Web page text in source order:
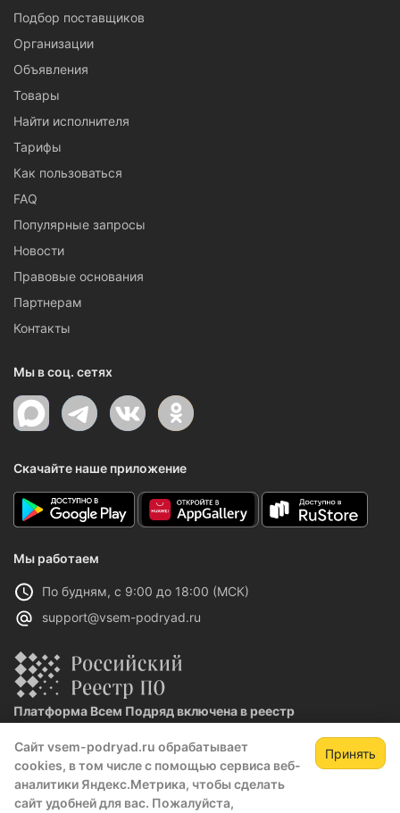
Сайт vsem-podryad.ru обрабатывает
cookies, в том числе с помощью сервиса веб-
аналитики Яндекс.Метрика, чтобы сделать
сайт удобней для вас. Пожалуйста,
Принять
Подбор поставщиков
Организации
Объявления
Товары
Найти исполнителя
Тарифы
Как пользоваться
FAQ
Популярные запросы
Новости
Правовые основания
Партнерам
Контакты
Мы в соц. сетях
Скачайте наше приложение
Мы работаем
По будням, с 9:00 до 18:00 (МСК)
support@vsem-podryad.ru
Платформа Всем Подряд включена в реестр
Реестровая запись №32021 от 06.02.2026